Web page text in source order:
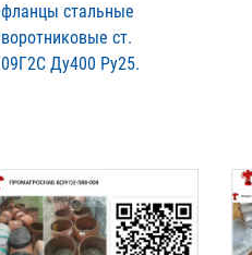
фланцы стальные
воротниковые ст.
09Г2С Ду400 Ру25.